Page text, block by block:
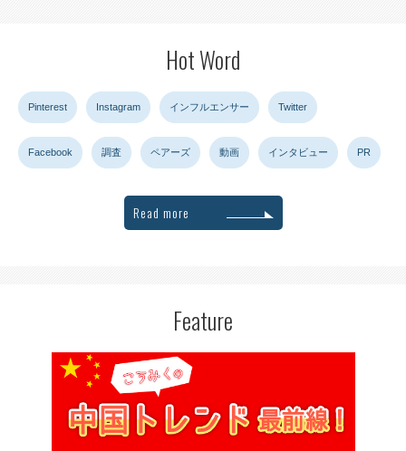
Hot Word
Pinterest Instagram インフルエンサー Twitter
Facebook 調査 ペアーズ 動画 インタビュー PR
Read more
Feature